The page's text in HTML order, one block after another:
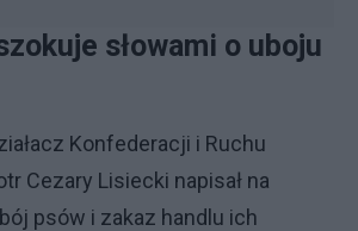
słowami o uboju
Konfederacji i Ruchu
Cezary Lisiecki napisał na
psów i zakaz handlu ich